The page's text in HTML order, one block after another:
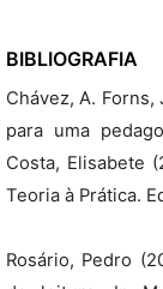
BIBLIOGRAFIA
Chávez, A. Forns,
para uma
Costa, Elisabete
Teoria à Prática.
Rosário, Pedro